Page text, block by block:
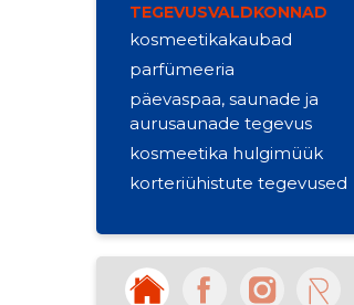
TEGEVUSVALDKONNAD
kosmeetikakaubad
parfümeeria
päevaspaa, saunade ja
aurusaunade tegevus
kosmeetika hulgimüük
korteriühistute tegevused